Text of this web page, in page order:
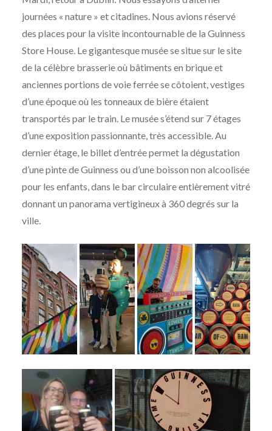
journées « nature » et citadines. Nous avions réservé
des places pour la visite incontournable de la Guinness
Store House. Le gigantesque musée se situe sur le site
de la célèbre brasserie où bâtiments en brique et
anciennes portions de voie ferrée se côtoient, vestiges
d’une époque où les tonneaux de bière étaient
transportés par le train. Le musée s’étend sur 7 étages
d’une exposition passionnante, très accessible. Au
dernier étage, le billet d’entrée permet la dégustation
d’une pinte de Guinness ou d’une boisson non alcoolisée
pour les enfants, dans le bar circulaire entièrement vitré
donnant un panorama vertigineux à 360 degrés sur la
ville.